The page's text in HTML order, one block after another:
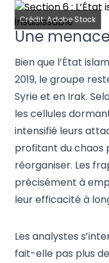
Crédit: Adobe Stock
Une
Bien que l’État
2019, le groupe
Syrie et en Irak.
les cellules
intensifié leurs
profitant du chaos
réorganiser. Les
précisément à
leur efficacité à
Les analystes
fait-elle pas plus